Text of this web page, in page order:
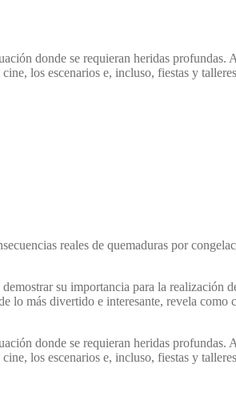
donde se requieran heridas profundas.
los escenarios e, incluso, fiestas y
reales de quemaduras por
su importancia para la realización
lo más divertido e interesante, revela como
donde se requieran heridas profundas.
los escenarios e, incluso, fiestas y